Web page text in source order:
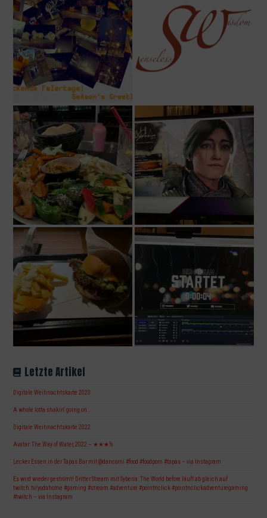
Letzte Artikel
Digitale Weihnachtskarte 2023
A whole lotta shakin‘ going on…
Digitale Weihnachtskarte 2022
Avatar: The Way of Water, 2022 – ★★★½
Lecker Essen in der Tapas Bar mit @dancorni #food #foodporn #tapas – via Instagram
Es wird wieder geströmt! Dritter Stream mit Syberia: The World before läuft ab gleich auf
twitch.tv/yodahome #gaming #stream #adventure #pointnclick #pointnclickadventuregaming
#twitch – via Instagram